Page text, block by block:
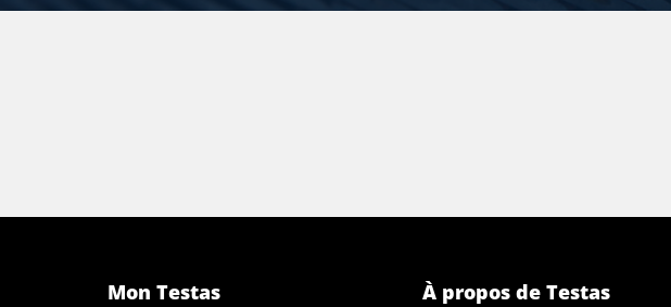
Inox 1.4404 (316L) laminé à chaud rond 160 ca 4-6 mtr écroûté
Inox 1.4404 (316L) laminé à chaud rond 200 ca 4-6 mtr écroûté
Inox 1.4404 (316L) laminé à chaud rond 210 ca 3-6 mtr écroûté
Mon Testas À propos de Testas